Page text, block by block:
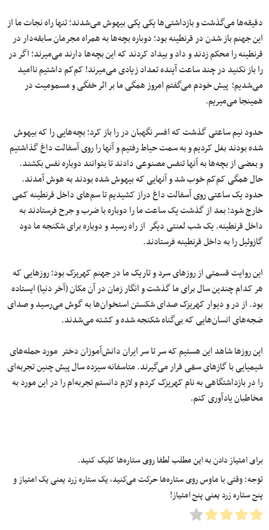
دقیقه‌ها می‌گذشت و بازداشتی‌ها یکی یکی بیهوش می‌شدند؛ تنها راه نجات ما از
این جهنم باز شدن در قرنطینه بود؛ دوباره بچه‌ها به همراه مجرمان سابقه‌دار در
قرنطینه را محکم زدند و داد و بیداد کردند که این بچه‌ها دارند می‌میرند؛ اگر در
را باز نکنید در چند ساعت آینده تعداد زیادی می‌میرند! کم‌کم داشتیم ناامید
می‌شدیم؛ پیش خودم می‌گفتم امروز همگی ما بر اثر خفگی و مسمومیت در
همینجا می‌میریم.
حدود نیم ساعتی گذشت که افسر نگهبان در را باز کرد؛ بچه‌هایی را که بیهوش
شده بودند بغل کردیم و به سمت حیاط رفتیم و آنها را روی آسفالت داغ گذاشتیم
و بعضی از بچه‌ها به آنها تنفس مصنوعی دادند تا بتوانند دوباره نفس بکشند.
حال همگی کم‌کم خوب شد و آنهایی که بیهوش شده بودند به هوش آمدند.
حدود یک ساعتی روی آسفالت داغ دراز کشیدیم تا سم‌های داخل قرنطینه کمی
خارج شود؛ بعد از گذشت یک ساعت ما را دوباره با ضرب و جرح فرستادند به
داخل قرنطینه. یک شب لعنتی دیگر از راه رسید و دوباره برای شکنجه ما دود
گازوئیل را به داخل قرنطینه فرستادند.
این روایت قسمتی از روزهای سرد و تاریک ما در جهنم کهریزک بود؛ روزهایی که
هر کدام چندین سال برای ما گذشت و انگار زمان در آن مکان (آخر دنیا) ایستاده
بود. از در و دیوار کهریزک صدای شکستن استخوان‌ها به گوش می‌رسید و صدای
ضجه‌های انسان‌هایی که بی‌گناه شکنجه شده و کشته می‌شدند.
این روزها شاهد این هستیم که سر تا سر ایران دانش‌آموزان دختر مورد حمله‌های
شیمیایی با گازهای سمّی قرار می‌گیرند. متاسفانه سیزده سال پیش چنین تجربه‌ای
را در بازداشتگاهی به نام کهریزک کردم و لازم دانستم تجربه‌ام را در این مورد به
مخاطبان یادآوری کنم.
برای امتیاز دادن به این مطلب لطفا روی ستاره‌ها کلیک کنید.
توجه: وقتی با ماوس روی ستاره‌ها حرکت می‌کنید، یک ستاره زرد یعنی یک امتیاز و
پنج ستاره زرد یعنی پنج امتیاز!